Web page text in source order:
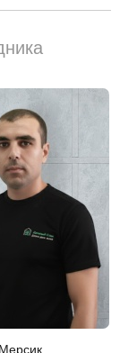
Мерсик